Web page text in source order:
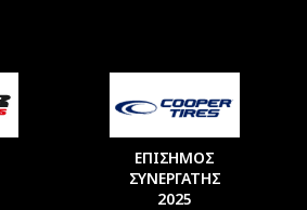
ΕΠΙΣΗΜΟΣ
ΣΥΝΕΡΓΑΤΗΣ
2025